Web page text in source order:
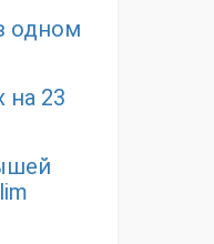
одном
на 23